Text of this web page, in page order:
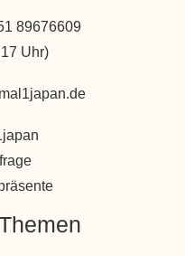
89676609
Uhr)